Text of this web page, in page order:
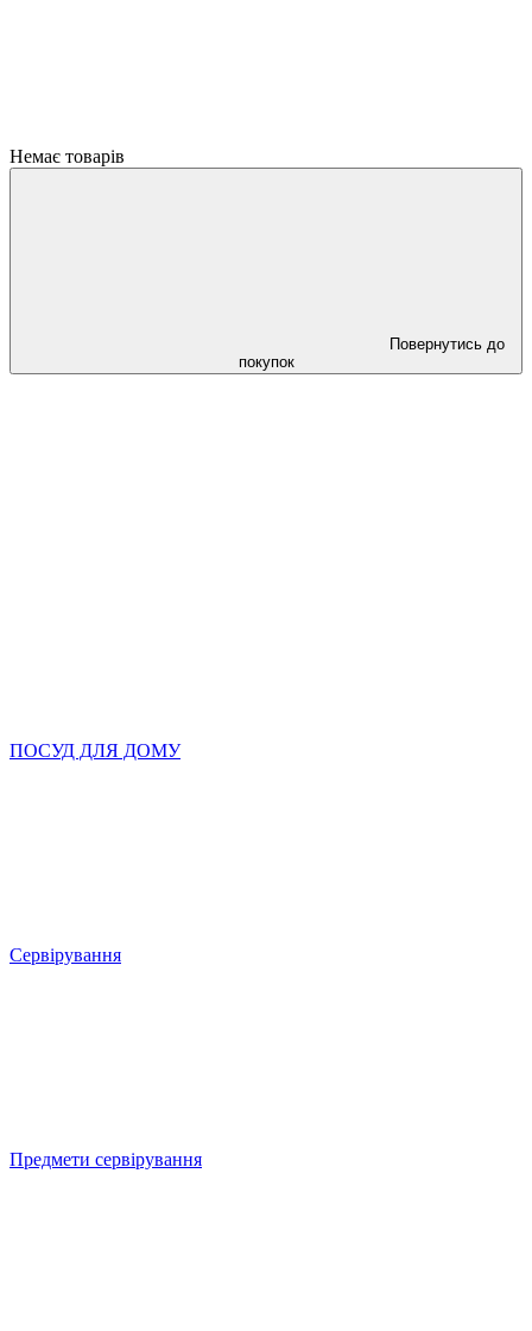
Немає товарів
Повернутись до
покупок
ПОСУД ДЛЯ ДОМУ
Сервірування
Предмети сервірування